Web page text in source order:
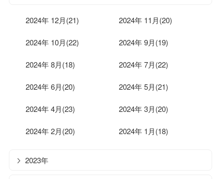
2024年 12月(21) 2024年 11月(20)
2024年 10月(22) 2024年 9月(19)
2024年 8月(18) 2024年 7月(22)
2024年 6月(20) 2024年 5月(21)
2024年 4月(23) 2024年 3月(20)
2024年 2月(20) 2024年 1月(18)
2023年